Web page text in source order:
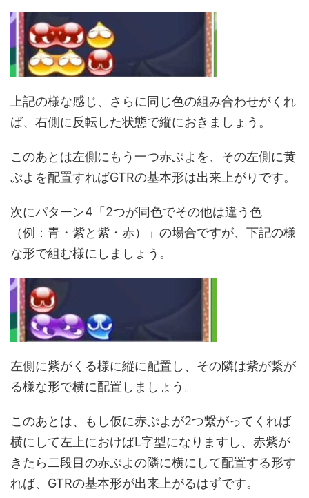
上記の様な感じ、さらに同じ色の組み合わせがくれ
ば、右側に反転した状態で縦におきましょう。
このあとは左側にもう一つ赤ぷよを、その左側に黄
ぷよを配置すればGTRの基本形は出来上がりです。
次にパターン4「2つが同色でその他は違う色
（例：青・紫と紫・赤）」の場合ですが、下記の様
な形で組む様にしましょう。
左側に紫がくる様に縦に配置し、その隣は紫が繋が
る様な形で横に配置しましょう。
このあとは、もし仮に赤ぷよが2つ繋がってくれば
横にして左上におけばL字型になりますし、赤紫が
きたら二段目の赤ぷよの隣に横にして配置する形す
れば、GTRの基本形が出来上がるはずです。